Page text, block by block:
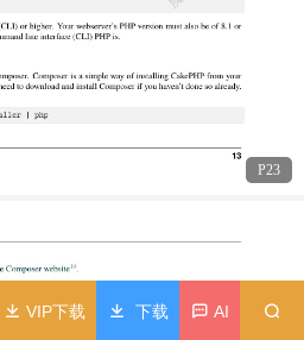
P23
VIP下载 下载 AI